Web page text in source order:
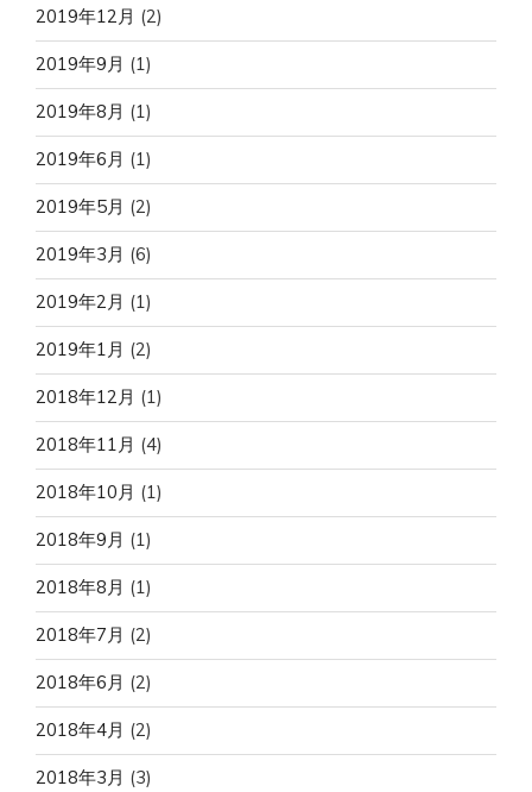
2019年12月 (2)
2019年9月 (1)
2019年8月 (1)
2019年6月 (1)
2019年5月 (2)
2019年3月 (6)
2019年2月 (1)
2019年1月 (2)
2018年12月 (1)
2018年11月 (4)
2018年10月 (1)
2018年9月 (1)
2018年8月 (1)
2018年7月 (2)
2018年6月 (2)
2018年4月 (2)
2018年3月 (3)